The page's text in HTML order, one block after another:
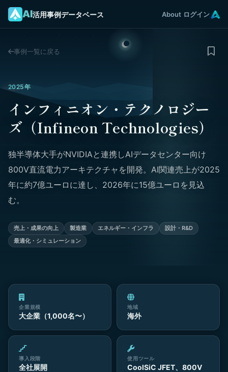
AI活用事例データベース About ログイン
事例一覧に戻る
2025年
インフィニオン・テクノロジー
ズ（Infineon Technologies）
独半導体大手がNVIDIAと連携しAIデータセンター向け
800V直流電力アーキテクチャを開発。AI関連売上が2025
年に約7億ユーロに達し、2026年に15億ユーロを見込
む。
売上・成果の向上 製造業 エネルギー・インフラ
設計・R&D
最適化・シミュレーション
企業規模
大企業（1,000名〜）
地域
海外
導入段階
全社展開
使用ツール
CoolSiC JFET、800V